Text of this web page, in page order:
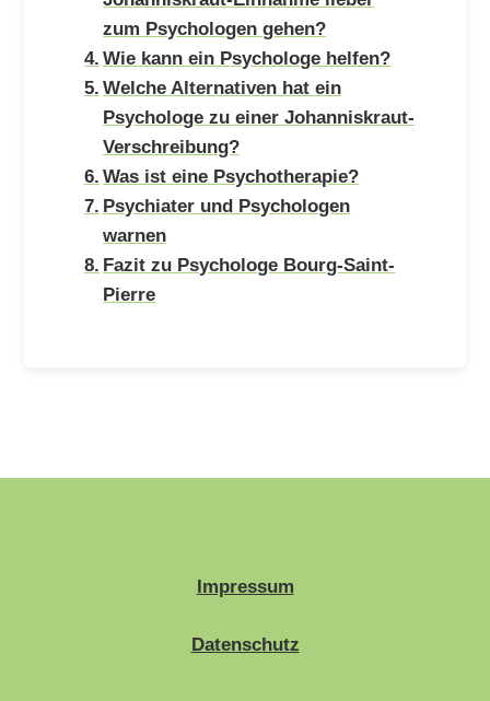
zum Psychologen gehen?
Wie kann ein Psychologe helfen?
Welche Alternativen hat ein
Psychologe zu einer Johanniskraut-
Verschreibung?
Was ist eine Psychotherapie?
Psychiater und Psychologen
warnen
Fazit zu Psychologe Bourg-Saint-
Pierre
Impressum
Datenschutz